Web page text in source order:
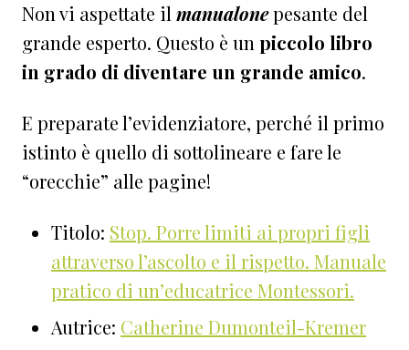
Non vi aspettate il manualonepesante del
grande esperto. Questo è un piccolo libro
in grado di diventare un grande amico.
E preparate l’evidenziatore, perché il primo
istinto è quello di sottolineare e fare le
“orecchie” alle pagine!
Titolo: Stop. Porre limiti ai propri figli
attraverso l’ascolto e il rispetto. Manuale
pratico di un’educatrice Montessori.
Autrice: Catherine Dumonteil-Kremer